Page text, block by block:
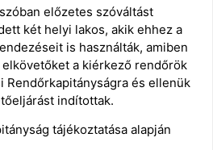
előzetes szóváltást
két helyi lakos, akik ehhez a
is használták, amiben
a kiérkező rendőrök
Rendőrkapitányságra és ellenük
indítottak.
tájékoztatása alapján